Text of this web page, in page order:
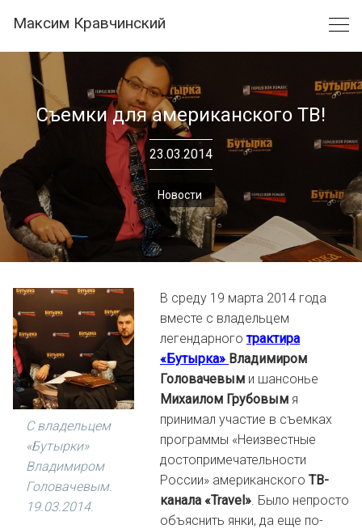
content
Максим Кравчинский
Съемки для американского ТВ!
23.03.2014
Новости
С владельцем
«Бутырки»
Владимиром
Головачевым.
19.03.2014.
В среду 19 марта 2014 года
вместе с владельцем
легендарноготрактира
«Бутырка» Владимиром
Головачевым и шансонье
Михаилом Грубовым я
принимал участие в съемках
программы «Неизвестные
достопримечательности
России» американского ТВ-
канала «Travel». Было непросто
объяснить янки, да еще по-